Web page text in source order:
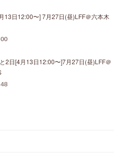
13日12:00〜] 7月27日(昼)LFF＠六本木
2日[4月13日12:00〜]7月27日(昼)LFF＠